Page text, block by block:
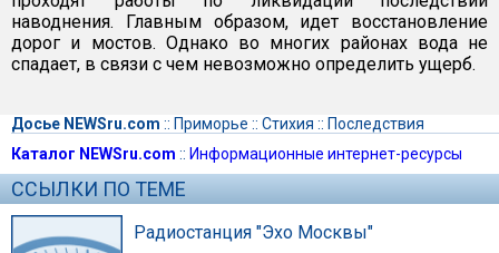
наводнения. Главным образом, идет восстановление
дорог и мостов. Однако во многих районах вода не
спадает, в связи с чем невозможно определить ущерб.
Досье NEWSru.com :: Приморье :: Стихия :: Последствия
Каталог NEWSru.com :: Информационные интернет-ресурсы
ССЫЛКИ ПО ТЕМЕ
Радиостанция "Эхо Москвы"